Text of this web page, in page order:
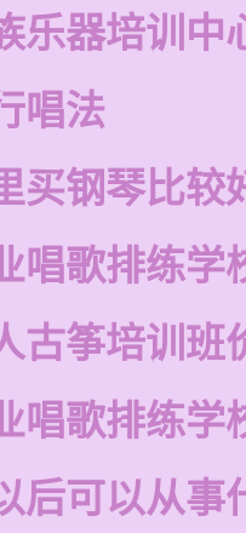
乐器培训中
唱法
买钢琴比较
唱歌排练学
古筝培训班
唱歌排练学
后可以从事